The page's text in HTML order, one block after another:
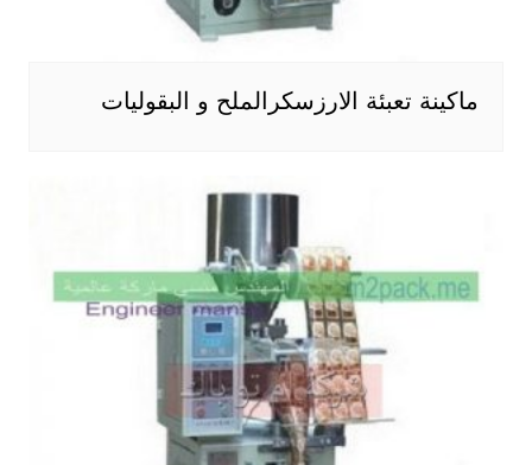
ماكينة تعبئة الارزسكرالملح و البقوليات